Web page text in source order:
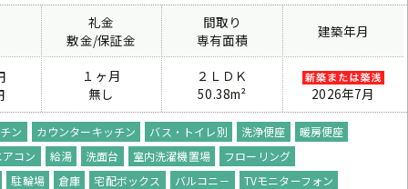
礼金
敷金/保証金
間取り
専有面積
建築年月
１ヶ月
無し
２ＬＤＫ
50.38m²
2026年7月
ン カウンターキッチン バス・トイレ別 洗浄便座
暖房便座
コン
給湯 洗面台 室内洗濯機置場
フローリング
駐輪場
倉庫 宅配ボックス バルコニ－
TVモニターフォン